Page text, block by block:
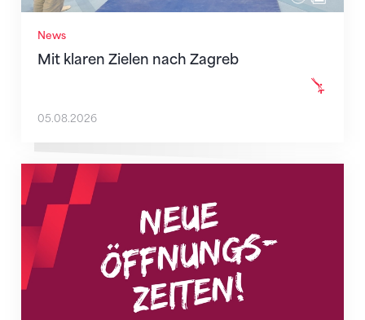
News
Mit klaren Zielen nach Zagreb
05.08.2026
Neue Empfangszeiten ab 1. August 2026